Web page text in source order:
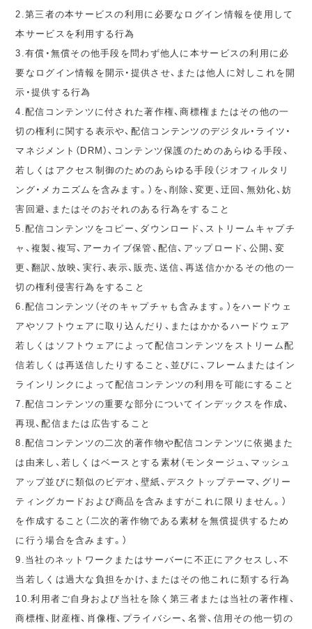
2.第三者の本サービスの利用に必要なログイン情報を使用して
本サービスを利用する行為
3.有償・無償その他手段を問わず他人に本サービスの利用に必
要なログイン情報を開示・提供させ、または他人に対しこれを開
示・提供する行為
4.配信コンテンツに付された著作権、商標権またはその他の一
切の権利に関する表示や、配信コンテンツのデジタル・ライツ・
マネジメント（DRM）、コンテンツ保護のためのあらゆる手段、
若しくはアクセス制御のためのあらゆる手段（ジオフィルタリ
ング・メカニズムを含みます。）を、削除、変更、迂回、無効化、妨
害回避、またはそのおそれのある行為をすること
5.配信コンテンツをコピー、ダウンロード、ストリームキャプチ
ャ、複製、複写、アーカイブ保管、配信、アップロード、公開、変
更、翻訳、放映、実行、表示、販売、送信、再送信かかるその他の一
切の権利侵害行為をすること
6.配信コンテンツ（そのキャプチャも含みます。）をハードウェ
アやソフトウェアに取り込んだり、またはかかるハードウェア
若しくはソフトウェアによって配信コンテンツをストリーム配
信若しくは再送信したりすること、並びに、フレームまたはイン
ラインリンクによって配信コンテンツの利用を可能にすること
7.配信コンテンツの重要な部分についてインデックスを作成、
再現、配信または広告すること
8.配信コンテンツの二次的著作物や配信コンテンツに依拠また
は由来し、若しくはベースとする素材（モンタージュ、マッシュ
アップ並びに類似のビデオ、壁紙、デスクトップテーマ、グリー
ティングカードおよび商品を含みますがこれに限りません。）
を作成すること（二次的著作物である素材を無償提供するため
に行う場合を含みます。）
9.当社のネットワークまたはサーバーに不正にアクセスし、不
当若しくは過大な負担をかけ、またはその他これに類する行為
10.利用者ご自身および当社を除く第三者または当社の著作権、
商標権、財産権、肖像権、プライバシー、名誉、信用その他一切の